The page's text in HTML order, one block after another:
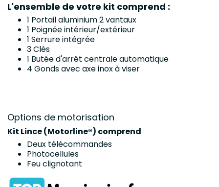
L'ensemble de votre kit comprend :
1 Portail aluminium 2 vantaux
1 Poignée intérieur/extérieur
1 Serrure intégrée
3 Clés
1 Butée d'arrêt centrale automatique
4 Gonds avec axe inox à viser
Options de motorisation
Kit Lince (Motorline®) comprend
Deux télécommandes
Photocellules
Feu clignotant